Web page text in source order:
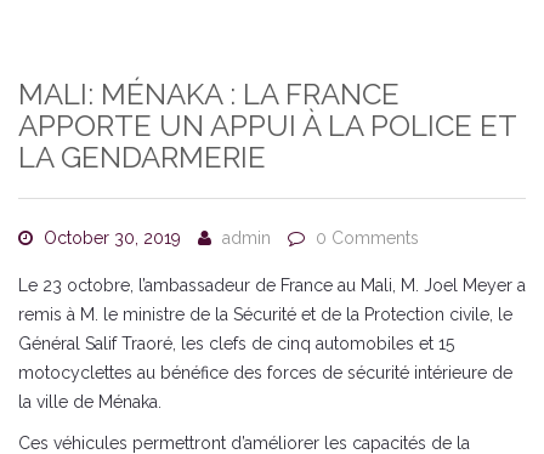
MALI: MÉNAKA : LA FRANCE
APPORTE UN APPUI À LA POLICE ET
LA GENDARMERIE
October 30, 2019 admin 0 Comments
Le 23 octobre, l’ambassadeur de France au Mali, M. Joel Meyer a
remis à M. le ministre de la Sécurité et de la Protection civile, le
Général Salif Traoré, les clefs de cinq automobiles et 15
motocyclettes au bénéfice des forces de sécurité intérieure de
la ville de Ménaka.
Ces véhicules permettront d’améliorer les capacités de la